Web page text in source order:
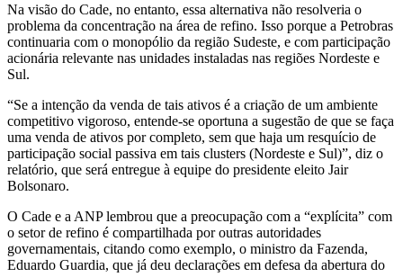
Na visão do Cade, no entanto, essa alternativa não resolveria o
problema da concentração na área de refino. Isso porque a Petrobras
continuaria com o monopólio da região Sudeste, e com participação
acionária relevante nas unidades instaladas nas regiões Nordeste e
Sul.
“Se a intenção da venda de tais ativos é a criação de um ambiente
competitivo vigoroso, entende-se oportuna a sugestão de que se faça
uma venda de ativos por completo, sem que haja um resquício de
participação social passiva em tais clusters (Nordeste e Sul)”, diz o
relatório, que será entregue à equipe do presidente eleito Jair
Bolsonaro.
O Cade e a ANP lembrou que a preocupação com a “explícita” com
o setor de refino é compartilhada por outras autoridades
governamentais, citando como exemplo, o ministro da Fazenda,
Eduardo Guardia, que já deu declarações em defesa da abertura do